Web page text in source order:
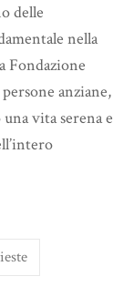
delle
nella
Fondazione
anziane,
vita serena e